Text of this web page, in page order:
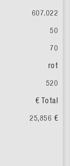
607.022
50
70
rot
520
€ Total
25,856 €